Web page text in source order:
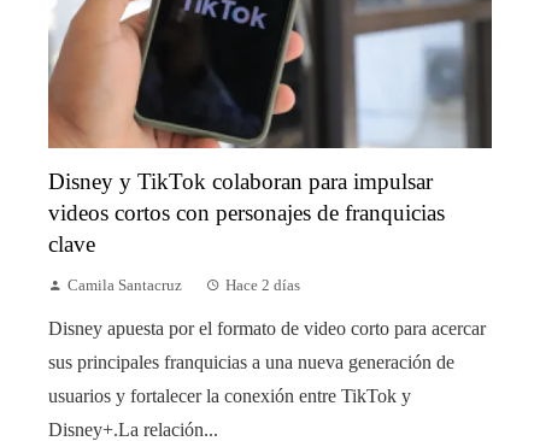
Disney y TikTok colaboran para impulsar
videos cortos con personajes de franquicias
clave
Camila Santacruz Hace 2 días
Disney apuesta por el formato de video corto para acercar
sus principales franquicias a una nueva generación de
usuarios y fortalecer la conexión entre TikTok y
Disney+.La relación...